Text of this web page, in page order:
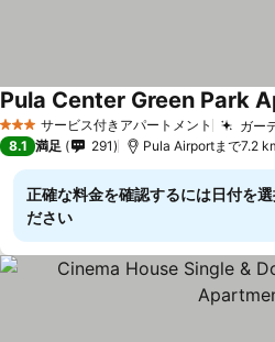
3 ホテルのランク
サービス付きアパートメント ガー
8.1 満足 291 Pula Airportまで7.2
正確な料金を確認するには日付を選
ださい